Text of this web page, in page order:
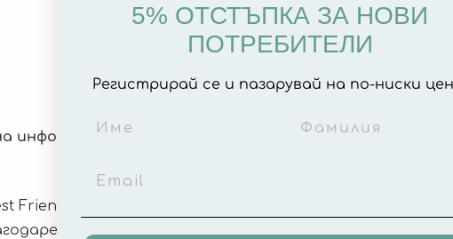
информация Отзиви (0)
Friends е идеален за предпазване на дрехите по
на удобното прилягане и регулируемото
5% ОТСТЪПКА ЗА НОВИ
ПОТРЕБИТЕЛИ
Регистрирай се и пазарувай на по-ниски